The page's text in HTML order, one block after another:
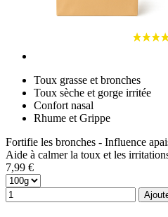
Toux grasse et bronches
Toux sèche et gorge irritée
Confort nasal
Rhume et Grippe
Fortifie les bronches - Influence
Aide à calmer la toux et les
7,99 €